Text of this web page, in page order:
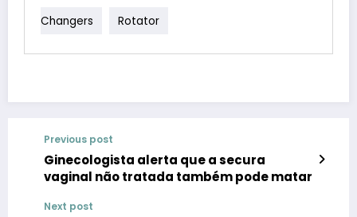
Changers Rotator
Previous post
Ginecologista alerta que a secura
vaginal não tratada também pode matar
Next post